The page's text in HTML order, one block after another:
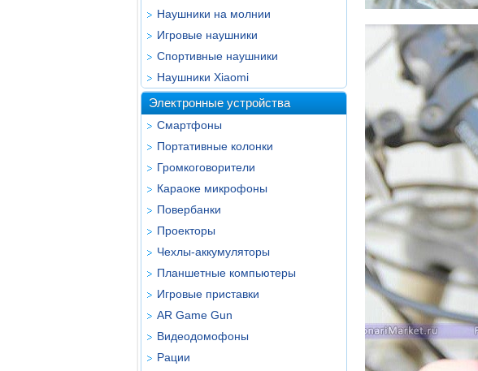
Наушники на молнии
Игровые наушники
Спортивные наушники
Наушники Xiaomi
Электронные устройства
Смартфоны
Портативные колонки
Громкоговорители
Караоке микрофоны
Повербанки
Проекторы
Чехлы-аккумуляторы
Планшетные компьютеры
Игровые приставки
AR Game Gun
Видеодомофоны
Рации